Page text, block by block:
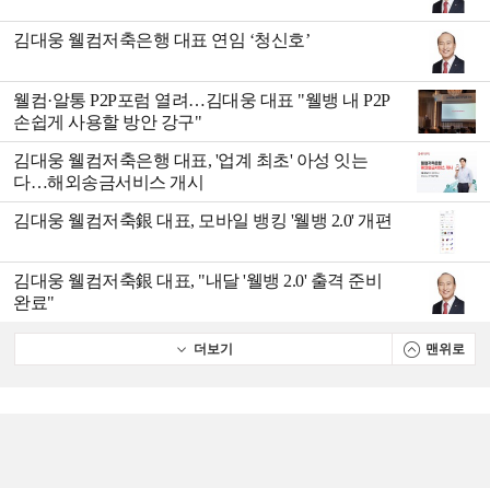
김대웅 웰컴저축은행 대표 연임 ‘청신호’
웰컴·알통 P2P포럼 열려…김대웅 대표 "웰뱅 내 P2P
손쉽게 사용할 방안 강구"
김대웅 웰컴저축은행 대표, '업계 최초' 아성 잇는
다…해외송금서비스 개시
김대웅 웰컴저축銀 대표, 모바일 뱅킹 '웰뱅 2.0' 개편
김대웅 웰컴저축銀 대표, "내달 '웰뱅 2.0' 출격 준비
완료"
더보기 맨위로